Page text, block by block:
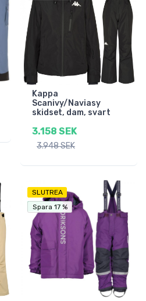
Kappa
Scanivy/Naviasy
skidset, dam, svart
3.158 SEK
3.948 SEK
SLUTREA
Fri frakt
Spara 17 %
Spara 17 %